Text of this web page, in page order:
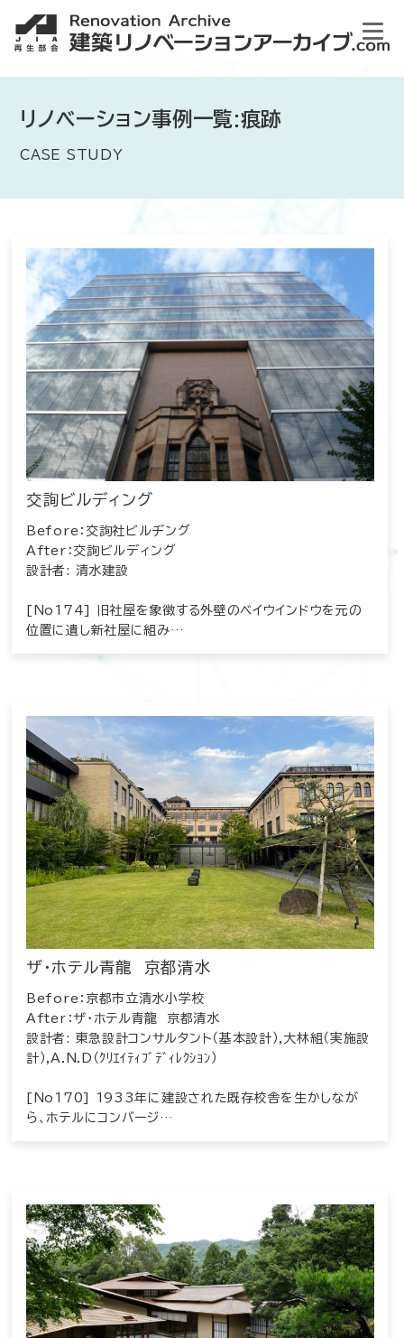
リノベーション事例一覧:痕跡
CASE STUDY
交詢ビルディング
Before：交詢社ビルヂング
After：交詢ビルディング
設計者: 清水建設
[No174] 旧社屋を象徴する外壁のベイウインドウを元の
位置に遺し新社屋に組み…
ザ・ホテル青龍 京都清水
Before：京都市立清水小学校
After：ザ・ホテル青龍 京都清水
設計者: 東急設計コンサルタント（基本設計）,大林組（実施設
計）,A.N.D（ｸﾘｴｲﾃｨﾌﾞﾃﾞｨﾚｸｼｮﾝ）
[No170] 1933年に建設された既存校舎を生かしなが
ら、ホテルにコンバージ…